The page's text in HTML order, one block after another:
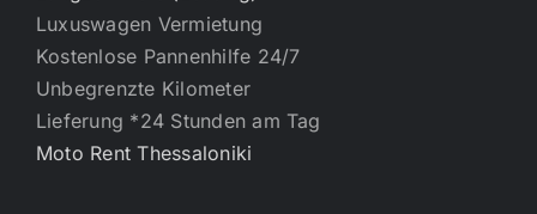
Luxuswagen Vermietung
Kostenlose Pannenhilfe 24/7
Unbegrenzte Kilometer
Lieferung *24 Stunden am Tag
Moto Rent Thessaloniki